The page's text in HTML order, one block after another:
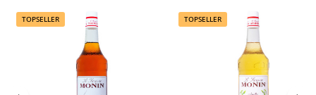
TOPSELLER TOPSELLER